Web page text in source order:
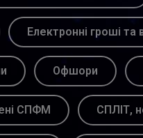
Електронні гроші та
Офшори
СПФМ СПЛІТ,